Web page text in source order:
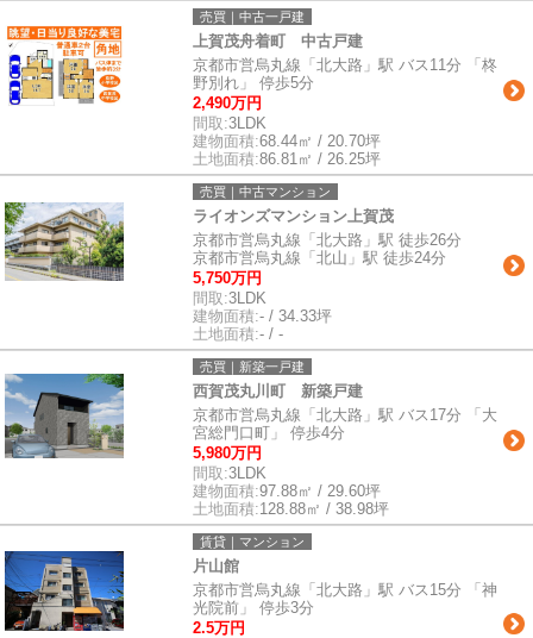
売買｜中古一戸建
上賀茂舟着町 中古戸建
京都市営烏丸線「北大路」駅 バス11分 「柊
野別れ」 停歩5分
2,490万円
間取:3LDK
建物面積:68.44㎡ / 20.70坪
土地面積:86.81㎡ / 26.25坪
売買｜中古マンション
ライオンズマンション上賀茂
京都市営烏丸線「北大路」駅 徒歩26分
京都市営烏丸線「北山」駅 徒歩24分
5,750万円
間取:3LDK
建物面積:- / 34.33坪
土地面積:- / -
売買｜新築一戸建
西賀茂丸川町 新築戸建
京都市営烏丸線「北大路」駅 バス17分 「大
宮総門口町」 停歩4分
5,980万円
間取:3LDK
建物面積:97.88㎡ / 29.60坪
土地面積:128.88㎡ / 38.98坪
賃貸｜マンション
片山館
京都市営烏丸線「北大路」駅 バス15分 「神
光院前」 停歩3分
2.5万円